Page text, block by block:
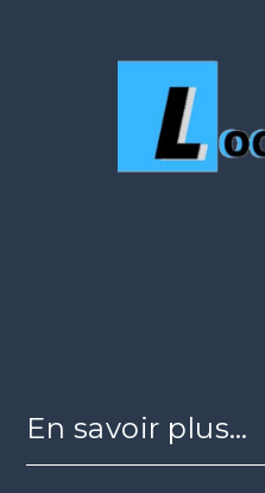
En savoir plus…